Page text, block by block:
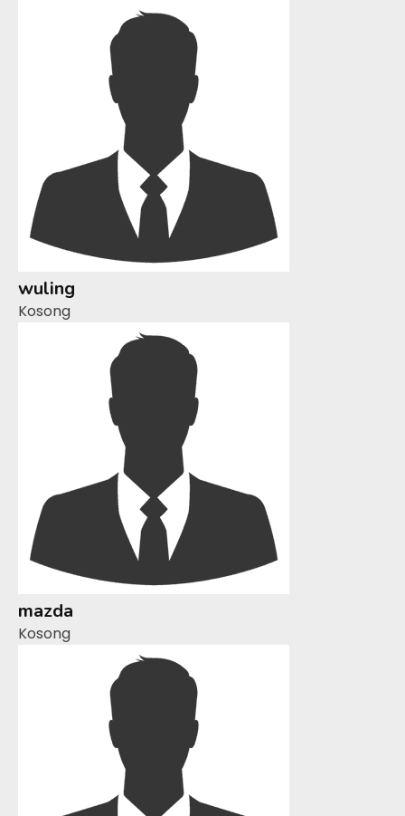
wuling
Kosong
mazda
Kosong